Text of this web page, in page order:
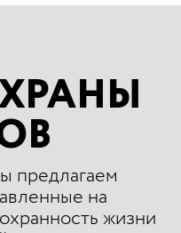
предлагаем
на
жизни